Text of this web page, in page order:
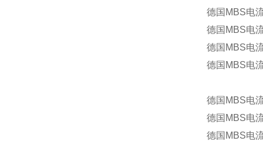
德国MBS电
德国MBS电
德国MBS电
德国MBS电
德国MBS电
德国MBS电
德国MBS电